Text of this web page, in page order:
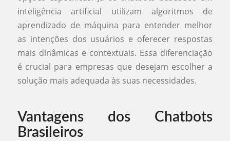
inteligência artificial utilizam algoritmos de
aprendizado de máquina para entender melhor
as intenções dos usuários e oferecer respostas
mais dinâmicas e contextuais. Essa diferenciação
é crucial para empresas que desejam escolher a
solução mais adequada às suas necessidades.
Vantagens dos Chatbots
Brasileiros